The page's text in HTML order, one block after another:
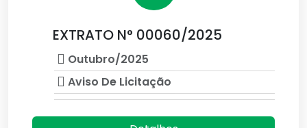
EXTRATO N° 00060/2025
Outubro/2025
Aviso De Licitação